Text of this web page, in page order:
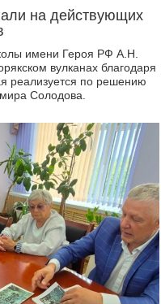
на действующих
имени Героя РФ А.Н.
вулканах благодаря
реализуется по решению
Солодова.